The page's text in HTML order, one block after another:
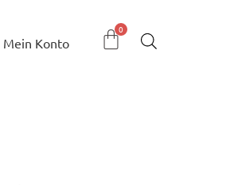
Mein Konto